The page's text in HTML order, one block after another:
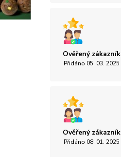
Ověřený zákazník
Přidáno 05. 03. 2025
Ověřený zákazník
Přidáno 08. 01. 2025